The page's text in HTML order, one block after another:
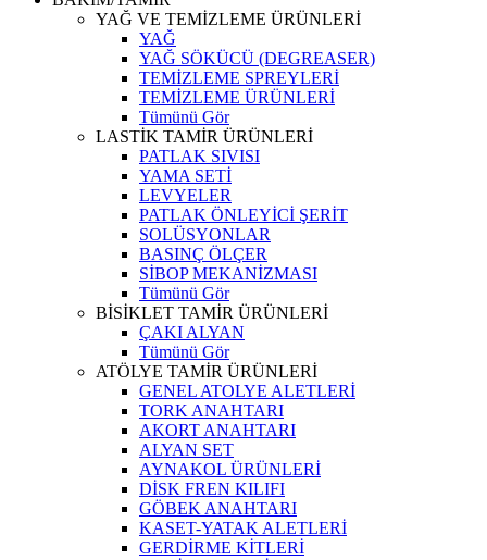
YAĞ VE TEMİZLEME ÜRÜNLERİ
YAĞ
YAĞ SÖKÜCÜ (DEGREASER)
TEMİZLEME SPREYLERİ
TEMİZLEME ÜRÜNLERİ
Tümünü Gör
LASTİK TAMİR ÜRÜNLERİ
PATLAK SIVISI
YAMA SETİ
LEVYELER
PATLAK ÖNLEYİCİ ŞERİT
SOLÜSYONLAR
BASINÇ ÖLÇER
SİBOP MEKANİZMASI
Tümünü Gör
BİSİKLET TAMİR ÜRÜNLERİ
ÇAKI ALYAN
Tümünü Gör
ATÖLYE TAMİR ÜRÜNLERİ
GENEL ATOLYE ALETLERİ
TORK ANAHTARI
AKORT ANAHTARI
ALYAN SET
AYNAKOL ÜRÜNLERİ
DİSK FREN KILIFI
GÖBEK ANAHTARI
KASET-YATAK ALETLERİ
GERDİRME KİTLERİ